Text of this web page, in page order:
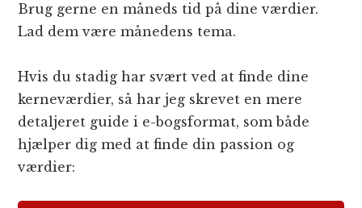
Brug gerne en måneds tid på dine værdier.
Lad dem være månedens tema.
Hvis du stadig har svært ved at finde dine
kerneværdier, så har jeg skrevet en mere
detaljeret guide i e-bogsformat, som både
hjælper dig med at finde din passion og
værdier: